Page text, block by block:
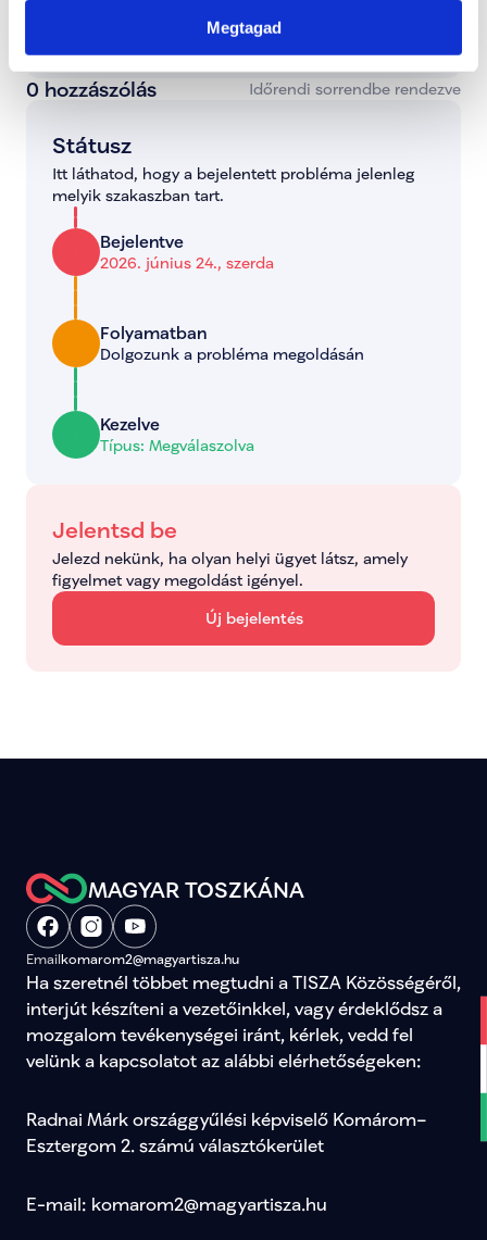
Megtagad
Bejelentkezés
0 hozzászólás Időrendi sorrendbe rendezve
Státusz
Itt láthatod, hogy a bejelentett probléma jelenleg
melyik szakaszban tart.
Bejelentve
2026. június 24., szerda
Folyamatban
Dolgozunk a probléma megoldásán
Kezelve
Típus: Megválaszolva
Jelentsd be
Jelezd nekünk, ha olyan helyi ügyet látsz, amely
figyelmet vagy megoldást igényel.
Új bejelentés
MAGYAR TOSZKÁNA
Emailkomarom2@magyartisza.hu
Ha szeretnél többet megtudni a TISZA Közösségéről,
interjút készíteni a vezetőinkkel, vagy érdeklődsz a
mozgalom tevékenységei iránt, kérlek, vedd fel
velünk a kapcsolatot az alábbi elérhetőségeken:
Radnai Márk országgyűlési képviselő Komárom–
Esztergom 2. számú választókerület
E-mail: komarom2@magyartisza.hu